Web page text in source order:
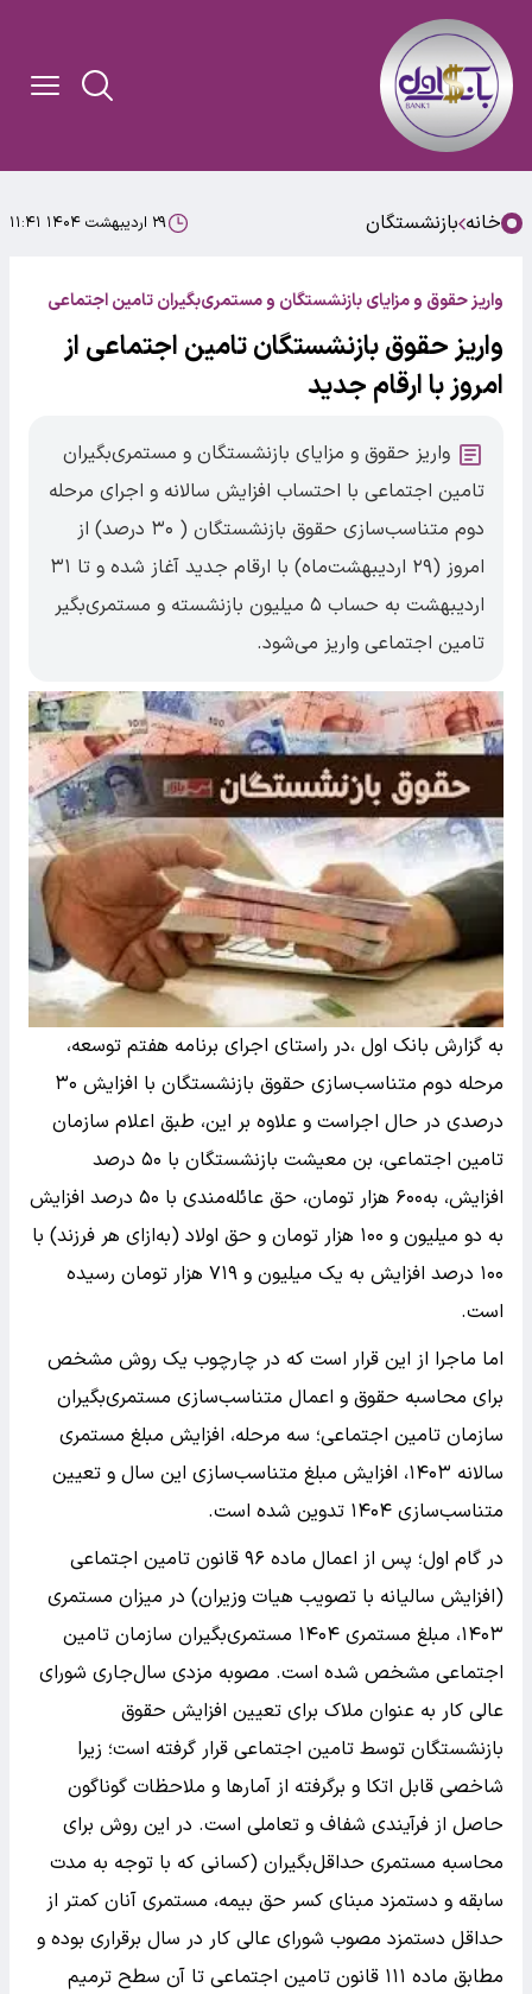
خانه بازنشستگان ۲۹ اردیبهشت ۱۴۰۴ ۱۱:۴۱
واریز حقوق و مزایای بازنشستگان و مستمری‌بگیران تامین اجتماعی
واریز حقوق بازنشستگان تامین اجتماعی از
امروز با ارقام جدید
واریز حقوق و مزایای بازنشستگان و مستمری‌بگیران
تامین اجتماعی با احتساب افزایش سالانه و اجرای مرحله
دوم متناسب‌سازی حقوق بازنشستگان ( ۳۰ درصد) از
امروز (۲۹ اردیبهشت‌ماه) با ارقام جدید آغاز شده و تا ۳۱
اردیبهشت به حساب ۵ میلیون بازنشسته و مستمری‌بگیر
تامین اجتماعی واریز می‌شود.
به گزارش بانک اول ،در راستای اجرای برنامه هفتم توسعه،
مرحله دوم متناسب‌سازی حقوق بازنشستگان با افزایش ۳۰
درصدی در حال اجراست و علاوه بر این، طبق اعلام سازمان
تامین اجتماعی، بن معیشت بازنشستگان با ۵۰ درصد
افزایش، به۶۰۰ هزار تومان، حق عائله‌مندی با ۵۰ درصد افزایش
به دو میلیون و ۱۰۰ هزار تومان و حق اولاد (به‌ازای هر فرزند) با
۱۰۰ درصد افزایش به یک میلیون و ۷۱۹ هزار تومان رسیده
است.
اما ماجرا از این قرار است که در چارچوب یک روش مشخص
برای محاسبه حقوق و اعمال متناسب‌سازی مستمری‌بگیران
سازمان تامین اجتماعی؛ سه مرحله، افزایش مبلغ مستمری
سالانه ۱۴۰۳، افزایش مبلغ متناسب‌سازی این سال و تعیین
متناسب‌سازی ۱۴۰۴ تدوین شده است.
در گام اول؛ پس از اعمال ماده ۹۶ قانون تامین اجتماعی
(افزایش سالیانه با تصویب هیات وزیران) در میزان مستمری
۱۴۰۳، مبلغ مستمری ۱۴۰۴ مستمری‌بگیران سازمان تامین
اجتماعی مشخص شده است. مصوبه مزدی سال‌جاری شورای
عالی کار به عنوان ملاک برای تعیین افزایش حقوق
بازنشستگان توسط تامین اجتماعی قرار گرفته است؛ زیرا
شاخصی قابل اتکا و برگرفته از آمارها و ملاحظات گوناگون
حاصل از فرآیندی شفاف و تعاملی است. در این روش برای
محاسبه مستمری حداقل‌بگیران (کسانی که با توجه به مدت
سابقه و دستمزد مبنای کسر حق بیمه، مستمری آنان کمتر از
حداقل دستمزد مصوب شورای عالی کار در سال برقراری بوده و
مطابق ماده ۱۱۱ قانون تامین اجتماعی تا آن سطح ترمیم